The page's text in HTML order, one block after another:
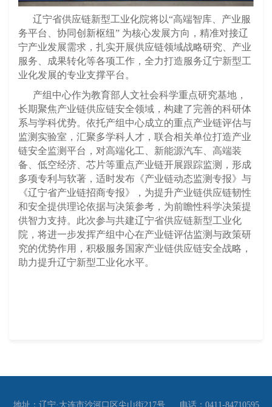
辽宁省供应链新型工业化院将以“高端智库、产业服
务平台、协同创新枢纽” 为核心发展方向，精准对接辽
宁产业发展需求，扎实开展供应链领域战略研究、产业
服务、成果转化等各项工作，全力打造服务辽宁新型工
业化发展的专业支撑平台。
产组中心作为教育部人文社会科学重点研究基地，
长期聚焦产业链供应链安全领域，构建了完善的科研体
系与学科优势。依托产组中心成立的重点产业链评估与
监测实验室，汇聚多学科人才，联合相关单位打造产业
链安全监测平台，对高端化工、新能源汽车、高端装
备、低空经济、芯片等重点产业链开展跟踪监测，形成
多项专利与软著， 适时发布《产业链动态监测专报》与
《辽宁省产业链招商专报》
，为提升产业链供应链韧性
和安全提供理论依据与决策参考，为前瞻性科学决策提
供智力支持。此次参与共建辽宁省供应链新型工业化
院，将进一步发挥产组中心在产业链评估监测与政策研
究的优势作用，积极服务国家产业链供应链安全战略 ，
助力提升辽宁新型工业化水平。
地址：辽宁·大连市沙河口区尖山街217号 电话：0411-84710595